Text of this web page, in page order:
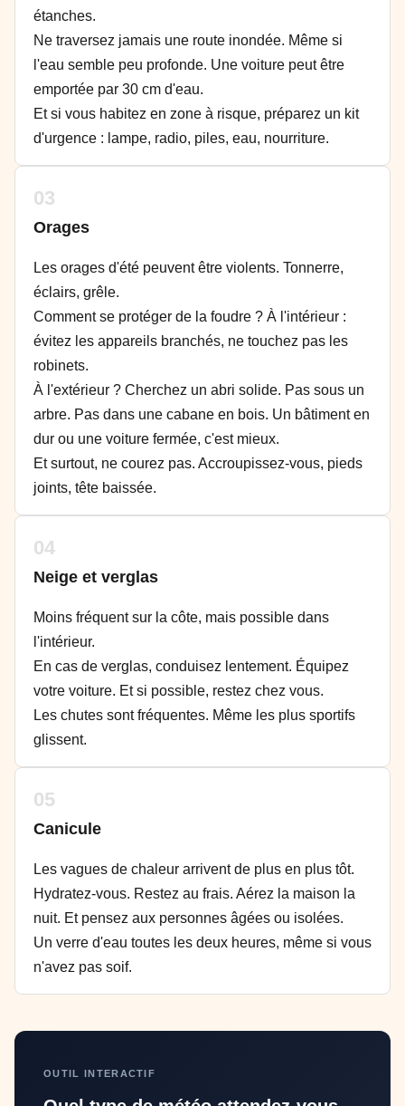
étanches.
Ne traversez jamais une route inondée. Même si
l'eau semble peu profonde. Une voiture peut être
emportée par 30 cm d'eau.
Et si vous habitez en zone à risque, préparez un kit
d'urgence : lampe, radio, piles, eau, nourriture.
03
Orages
Les orages d'été peuvent être violents. Tonnerre,
éclairs, grêle.
Comment se protéger de la foudre ? À l'intérieur :
évitez les appareils branchés, ne touchez pas les
robinets.
À l'extérieur ? Cherchez un abri solide. Pas sous un
arbre. Pas dans une cabane en bois. Un bâtiment en
dur ou une voiture fermée, c'est mieux.
Et surtout, ne courez pas. Accroupissez-vous, pieds
joints, tête baissée.
04
Neige et verglas
Moins fréquent sur la côte, mais possible dans
l'intérieur.
En cas de verglas, conduisez lentement. Équipez
votre voiture. Et si possible, restez chez vous.
Les chutes sont fréquentes. Même les plus sportifs
glissent.
05
Canicule
Les vagues de chaleur arrivent de plus en plus tôt.
Hydratez-vous. Restez au frais. Aérez la maison la
nuit. Et pensez aux personnes âgées ou isolées.
Un verre d'eau toutes les deux heures, même si vous
n'avez pas soif.
OUTIL INTERACTIF